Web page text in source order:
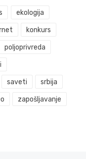
ekologija
konkurs
poljoprivreda
saveti srbija
zapošljavanje